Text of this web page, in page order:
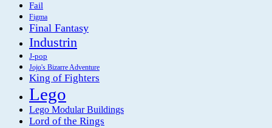
Fail
Figma
Final Fantasy
Industrin
J-pop
Jojo's Bizarre Adventure
King of Fighters
Lego
Lego Modular Buildings
Lord of the Rings